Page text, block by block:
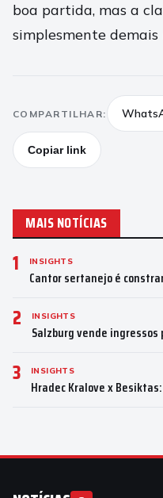
boa partida, mas a
simplesmente demais
COMPARTILHAR:
Copiar link
MAIS NOTÍCIAS
1 INSIGHTS
Cantor sertanejo é
2 INSIGHTS
Salzburg vende ingressos
3 INSIGHTS
Hradec Kralove x